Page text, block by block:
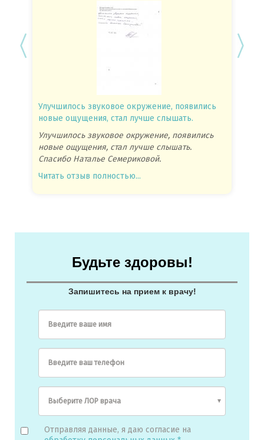
Улучшилось звуковое окружение, появились
новые ощущения, стал лучше слышать.
Улучшилось звуковое окружение, появились
новые ощущения, стал лучше слышать.
Спасибо Наталье Семериковой.
Читать отзыв полностью...
Будьте здоровы!
Запишитесь на прием к врачу!
Введите ваше имя
Введите ваш телефон
Отправляя данные, я даю согласие на